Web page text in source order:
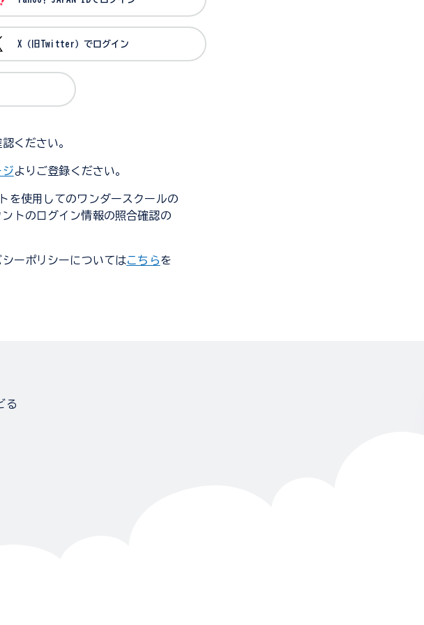
X（旧Twitter）でログイン
ください。
ジよりご登録ください。
を使用してのワンダースクールの
トのログイン情報の照合確認の
ーポリシーについてはこちらを
る